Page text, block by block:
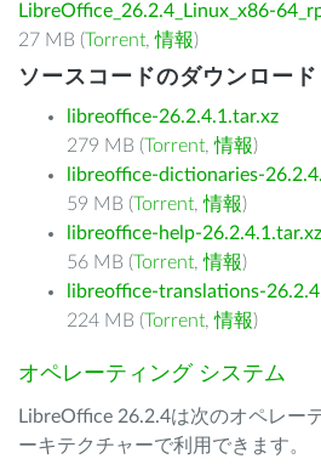
LibreOffice_26.2.4_Linux_x86-
27 MB (Torrent,情報)
ソースコードのダウンロード
libreoffice-26.2.4.1.tar.xz
279 MB (Torrent,情報)
libreoffice-dictionaries-
59 MB (Torrent,情報)
libreoffice-help-26.2.4.1.tar.xz
56 MB (Torrent,情報)
libreoffice-translations-
224 MB (Torrent,情報)
オペレーティング システム
LibreOffice 26.2.4は次のオペレー
ーキテクチャーで利用できます。